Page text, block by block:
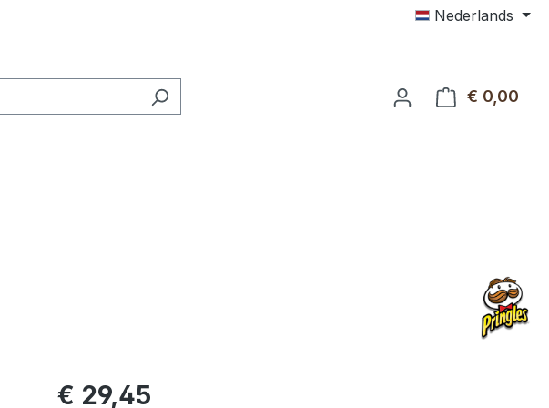
Nederlands
€ 0,00
€ 29,45